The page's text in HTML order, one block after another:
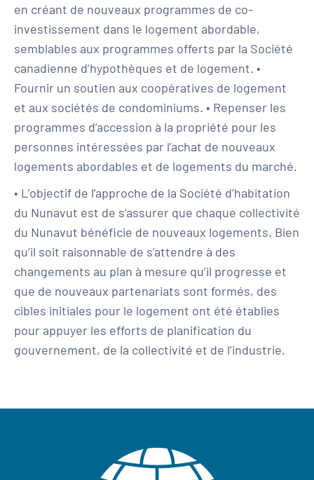
en créant de nouveaux programmes de co-
investissement dans le logement abordable,
semblables aux programmes offerts par la Société
canadienne d’hypothèques et de logement. •
Fournir un soutien aux coopératives de logement
et aux sociétés de condominiums. • Repenser les
programmes d’accession à la propriété pour les
personnes intéressées par l’achat de nouveaux
logements abordables et de logements du marché.
• L’objectif de l’approche de la Société d’habitation
du Nunavut est de s’assurer que chaque collectivité
du Nunavut bénéficie de nouveaux logements. Bien
qu’il soit raisonnable de s’attendre à des
changements au plan à mesure qu’il progresse et
que de nouveaux partenariats sont formés, des
cibles initiales pour le logement ont été établies
pour appuyer les efforts de planification du
gouvernement, de la collectivité et de l’industrie.